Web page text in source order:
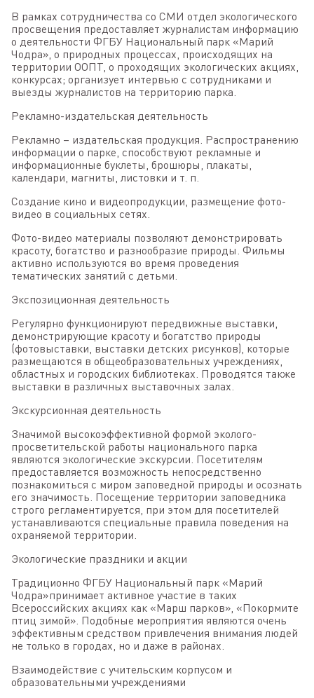
В рамках сотрудничества со СМИ отдел экологического
просвещения предоставляет журналистам информацию
о деятельности ФГБУ Национальный парк «Марий
Чодра», о природных процессах, происходящих на
территории ООПТ, о проходящих экологических акциях,
конкурсах; организует интервью с сотрудниками и
выезды журналистов на территорию парка.
Рекламно-издательская деятельность
Рекламно – издательская продукция. Распространению
информации о парке, способствуют рекламные и
информационные буклеты, брошюры, плакаты,
календари, магниты, листовки и т. п.
Создание кино и видеопродукции, размещение фото-
видео в социальных сетях.
Фото-видео материалы позволяют демонстрировать
красоту, богатство и разнообразие природы. Фильмы
активно используются во время проведения
тематических занятий с детьми.
Экспозиционная деятельность
Регулярно функционируют передвижные выставки,
демонстрирующие красоту и богатство природы
(фотовыставки, выставки детских рисунков), которые
размещаются в общеобразовательных учреждениях,
областных и городских библиотеках. Проводятся также
выставки в различных выставочных залах.
Экскурсионная деятельность
Значимой высокоэффективной формой эколого-
просветительской работы национального парка
являются экологические экскурсии. Посетителям
предоставляется возможность непосредственно
познакомиться с миром заповедной природы и осознать
его значимость. Посещение территории заповедника
строго регламентируется, при этом для посетителей
устанавливаются специальные правила поведения на
охраняемой территории.
Экологические праздники и акции
Традиционно ФГБУ Национальный парк «Марий
Чодра»принимает активное участие в таких
Всероссийских акциях как «Марш парков», «Покормите
птиц зимой». Подобные мероприятия являются очень
эффективным средством привлечения внимания людей
не только в городах, но и даже в районах.
Взаимодействие с учительским корпусом и
образовательными учреждениями